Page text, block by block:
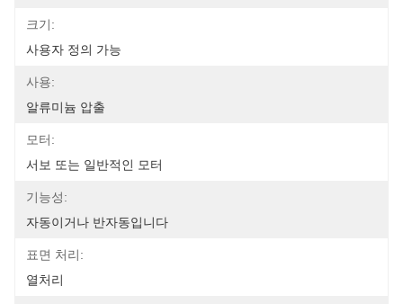
크기:
사용자 정의 가능
사용:
알류미늄 압출
모터:
서보 또는 일반적인 모터
기능성:
자동이거나 반자동입니다
표면 처리:
열처리